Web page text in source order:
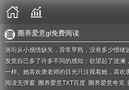
圈养爱意gl免费阅读
洛珩从小感情缺失，异常早熟，没有多少情绪
发觉自己多了许多不同的感知：欲望起了波澜
一样。她喜欢唐老师的目光只注视着她，喜欢
阅读无弹窗 圈养爱意TXT百度 圈养爱意夸克